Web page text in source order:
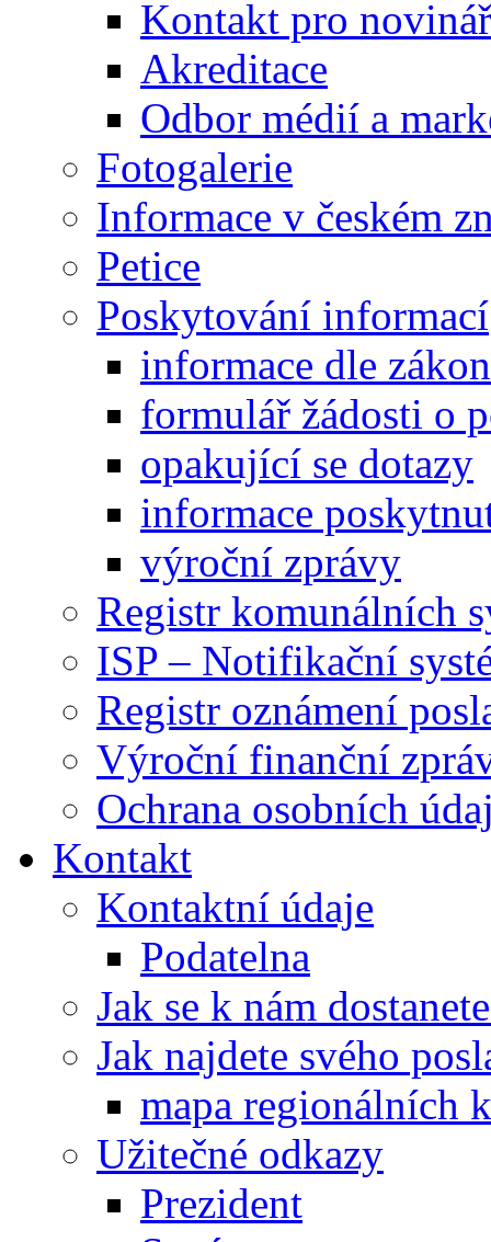
Kontakt pro
Akreditace
Odbor médií a
Fotogalerie
Informace v českém
Petice
Poskytování informací
informace dle
formulář žádosti o
opakující se dotazy
informace
výroční zprávy
Registr komunálních
ISP – Notifikační
Registr oznámení
Výroční finanční
Ochrana osobních
Kontakt
Kontaktní údaje
Podatelna
Jak se k nám
Jak najdete svého
mapa regionálních
Užitečné odkazy
Prezident